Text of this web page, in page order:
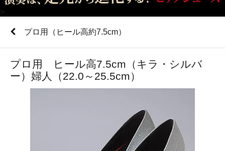
>
プロ用（ヒール高約7.5cm）
プロ用 ヒール高7.5cm（キラ・シルバ
ー）婦人（22.0～25.5cm）